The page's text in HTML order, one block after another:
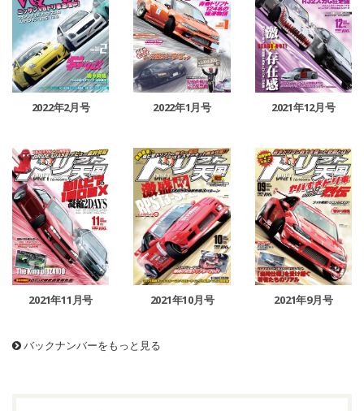
2022年2月号 2022年1月号 2021年12月号
2021年11月号 2021年10月号 2021年9月号
バックナンバーをもっと見る